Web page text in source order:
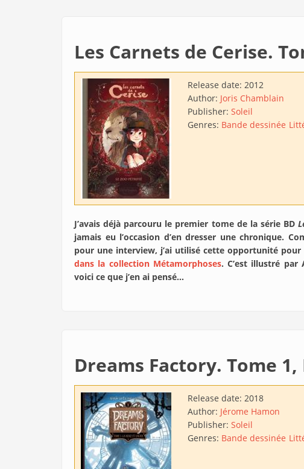
Les Carnets de Cerise.
Release date: 2012
Author: Joris Chamblain
Publisher: Soleil
Genres: Bande dessinée
J’avais déjà parcouru le premier tome de la série BD
jamais eu l’occasion d’en dresser une chronique.
pour une interview, j’ai utilisé cette opportunité
dans la collection Métamorphoses. C’est illustré
voici ce que j’en ai pensé…
Dreams Factory. Tome 1,
Release date: 2018
Author: Jérome Hamon
Publisher: Soleil
Genres: Bande dessinée